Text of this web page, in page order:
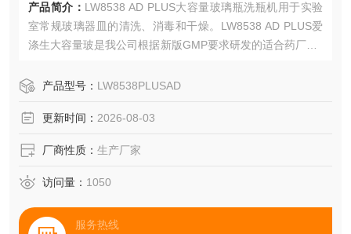
产品简介： LW8538 AD PLUS大容量玻璃瓶洗瓶机用于实验
室常规玻璃器皿的清洗、消毒和干燥。LW8538 AD PLUS爱
涤生大容量玻是我公司根据新版GMP要求研发的适合药厂QC
预洗、清洗、漂洗、消毒和干燥，实现了“可重复"的和“能被
法进行重复和记录的问题，让清洗变得更简单。
产品型号： LW8538PLUSAD
更新时间： 2026-08-03
厂商性质： 生产厂家
访问量： 1050
服务热线